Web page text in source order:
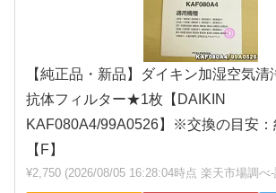
【純正品・新品】ダイキン加湿空気清
抗体フィルター★1枚【DAIKIN
KAF080A4/99A0526】※交換の目安：
【F】
¥2,750 (2026/08/05 16:28:04時点 楽天市場調べ-